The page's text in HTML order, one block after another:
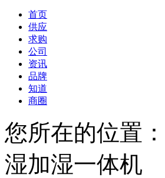
首页
供应
求购
公司
资讯
品牌
知道
商圈
您所在的位置：
湿加湿一体机